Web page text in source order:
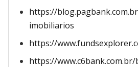
https://
imobiliarios
https://
https://